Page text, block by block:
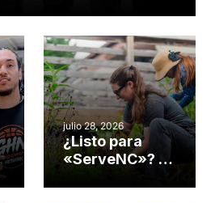
julio 28, 2026
¿Listo para
«ServeNC»? 4